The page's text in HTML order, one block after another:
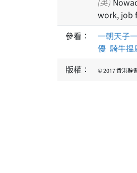
work, job
參看：
一朝天子
優 騎牛揾
版權： © 2017 香港辭